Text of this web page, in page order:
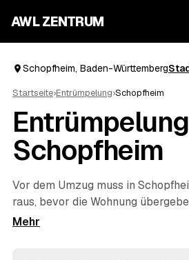
AWL ZENTRUM
Schopfheim, Baden-Württemberg
Startseite›Entrümpelung›Schopfheim
Schopfheim
Vor dem Umzug muss in
raus, bevor die Wohnung
Zeitdruck den erstbesten Betrieb